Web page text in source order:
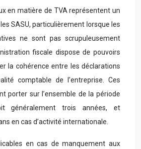
en matière de TVA représentent un
SASU, particulièrement lorsque les
ne sont pas scrupuleusement
fiscale dispose de pouvoirs
la cohérence entre les déclarations
comptable de l’entreprise. Ces
porter sur l’ensemble de la période
généralement trois années, et
en cas d’activité internationale.
en cas de manquement aux